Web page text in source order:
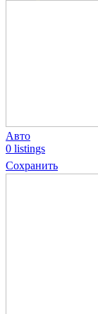
Авто
0 listings
Сохранить